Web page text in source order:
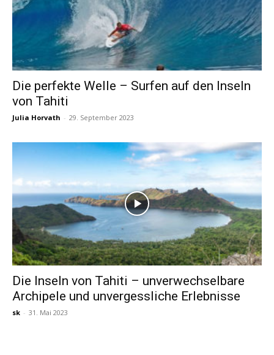
Die perfekte Welle – Surfen auf den Inseln
von Tahiti
Julia Horvath - 29. September 2023
Die Inseln von Tahiti – unverwechselbare
Archipele und unvergessliche Erlebnisse
sk - 31. Mai 2023